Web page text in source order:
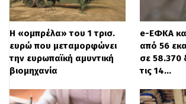
δημοπρατούμενου ποσού,
τελευταίας προσφοράς που
στη δημοπρασία (cut off
Μόνο ανταγωνιστικές
Η «ομπρέλα» του 1 τρισ.
ευρώ που μεταμορφώνει
την ευρωπαϊκή αμυντική
βιομηχανία
e-ΕΦΚΑ
από 56
σε 58.370
τις 14…